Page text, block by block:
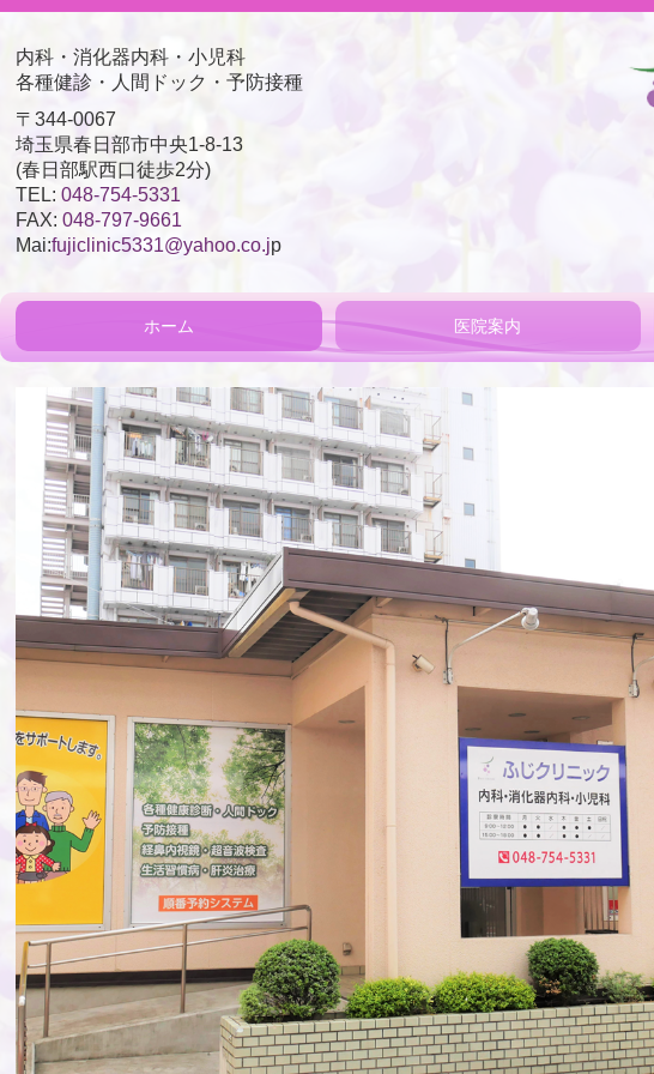
内科・消化器内科・小児科
各種健診・人間ドック・予防接種
〒344-0067
埼玉県春日部市中央1-8-13
(春日部駅西口徒歩2分)
TEL:048-754-5331
FAX:048-797-9661
Mai:fujiclinic5331@yahoo.co.jp
ホーム 医院案内
院長ごあいさつ
医院写真
検査機器